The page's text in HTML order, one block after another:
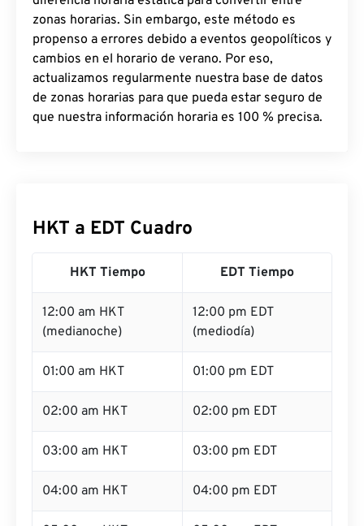
zonas horarias. Sin embargo, este método es
propenso a errores debido a eventos geopolíticos y
cambios en el horario de verano. Por eso,
actualizamos regularmente nuestra base de datos
de zonas horarias para que pueda estar seguro de
que nuestra información horaria es 100 % precisa.
HKT a EDT Cuadro
HKT Tiempo EDT Tiempo
12:00 am HKT
(medianoche)
12:00 pm EDT
(mediodía)
01:00 am HKT 01:00 pm EDT
02:00 am HKT 02:00 pm EDT
03:00 am HKT 03:00 pm EDT
04:00 am HKT 04:00 pm EDT